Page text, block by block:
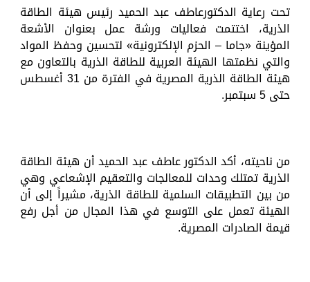
تحت رعاية الدكتورعاطف عبد الحميد رئيس هيئة الطاقة
الذرية، اختتمت فعاليات ورشة عمل بعنوان الأشعة
المؤينة «جاما – الحزم الإلكترونية» لتحسين وحفظ المواد
والتي نظمتها الهيئة العربية للطاقة الذرية بالتعاون مع
هيئة الطاقة الذرية المصرية في الفترة من 31 أغسطس
حتى 5 سبتمبر.
من ناحيته، أكد الدكتور عاطف عبد الحميد أن هيئة الطاقة
الذرية تمتلك وحدات للمعالجات والتعقيم الإشعاعي وهي
من بين التطبيقات السلمية للطاقة الذرية، مشيراً إلى أن
الهيئة تعمل على التوسع في هذا المجال من أجل رفع
قيمة الصادرات المصرية.